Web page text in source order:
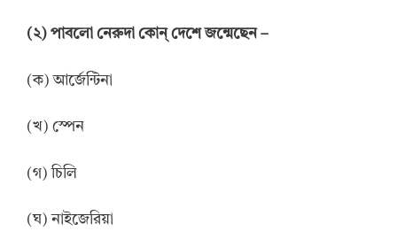
(২) পাবলো নেরুদা কোন্ দেশে জন্মেছেন –
(ক) আর্জেন্টিনা
(খ) স্পেন
(গ) চিলি
(ঘ) নাইজেরিয়া